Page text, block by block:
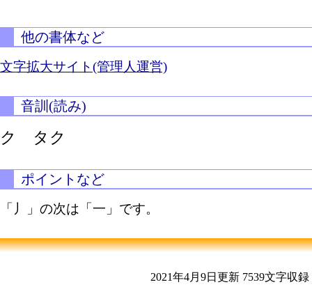
他の書体など
文字拡大サイト(管理人運営)
音訓(読み)
ク タク
ポイントなど
「丿」の次は「一」です。
2021年4月9日更新 7539文字収録